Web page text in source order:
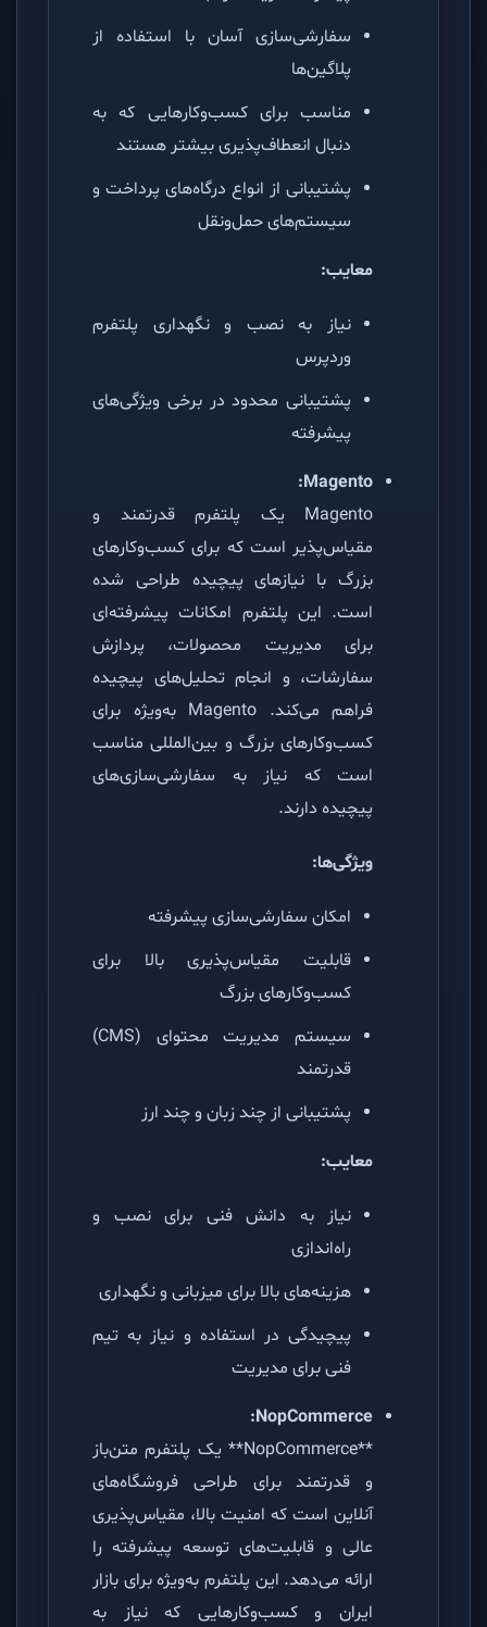
سفارشی‌سازی آسان با استفاده از
پلاگین‌ها
مناسب برای کسب‌وکارهایی که به
دنبال انعطاف‌پذیری بیشتر هستند
پشتیبانی از انواع درگاه‌های پرداخت و
سیستم‌های حمل‌ونقل
معایب:
نیاز به نصب و نگهداری پلتفرم
وردپرس
پشتیبانی محدود در برخی ویژگی‌های
پیشرفته
Magento:
Magento یک پلتفرم قدرتمند و
مقیاس‌پذیر است که برای کسب‌وکارهای
بزرگ با نیازهای پیچیده طراحی شده
است. این پلتفرم امکانات پیشرفته‌ای
برای مدیریت محصولات، پردازش
سفارشات، و انجام تحلیل‌های پیچیده
فراهم می‌کند. Magento به‌ویژه برای
کسب‌وکارهای بزرگ و بین‌المللی مناسب
است که نیاز به سفارشی‌سازی‌های
پیچیده دارند.
ویژگی‌ها:
امکان سفارشی‌سازی پیشرفته
قابلیت مقیاس‌پذیری بالا برای
کسب‌وکارهای بزرگ
سیستم مدیریت محتوای (CMS)
قدرتمند
پشتیبانی از چند زبان و چند ارز
معایب:
نیاز به دانش فنی برای نصب و
راه‌اندازی
هزینه‌های بالا برای میزبانی و نگهداری
پیچیدگی در استفاده و نیاز به تیم
فنی برای مدیریت
NopCommerce:
**NopCommerce** یک پلتفرم متن‌باز
و قدرتمند برای طراحی فروشگاه‌های
آنلاین است که امنیت بالا، مقیاس‌پذیری
عالی و قابلیت‌های توسعه پیشرفته را
ارائه می‌دهد. این پلتفرم به‌ویژه برای بازار
ایران و کسب‌وکارهایی که نیاز به